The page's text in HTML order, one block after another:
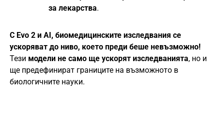
за лекарства.
С Evo 2 и AI, биомедицинските изследвания се
ускоряват до ниво, което преди беше невъзможно!
Тези модели не само ще ускорят изследванията, но и
ще предефинират границите на възможното в
биологичните науки.